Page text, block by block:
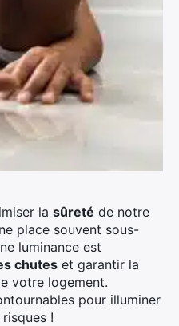
la sûreté de notre
place souvent sous-
luminance est
chutes et garantir la
votre logement.
pour illuminer
!